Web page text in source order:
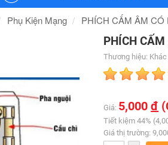
Phụ Kiện Mạng PHÍCH CẤM ÂM
PHÍCH
Thương hiệu: Khác
Giá: 5,000đ
Tiết kiệm 44%
Giá thị trường: